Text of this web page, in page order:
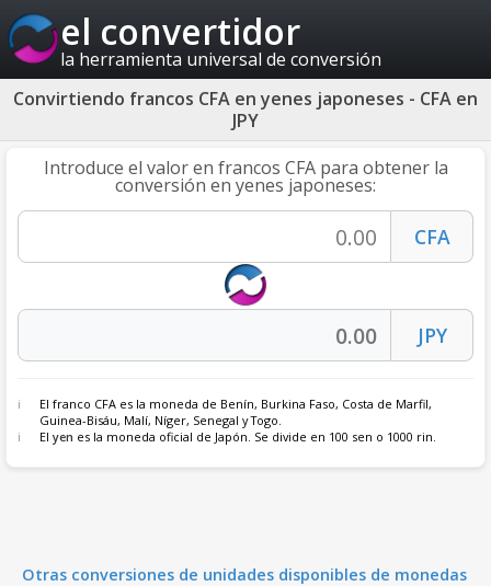
el convertidor
la herramienta universal de conversión
Convirtiendo francos CFA en yenes japoneses - CFA en
JPY
Introduce el valor en francos CFA para obtener la
conversión en yenes japoneses:
El franco CFA es la moneda de Benín, Burkina Faso, Costa de Marfil,
Guinea-Bisáu, Malí, Níger, Senegal y Togo.
El yen es la moneda oficial de Japón. Se divide en 100 sen o 1000 rin.
Otras conversiones de unidades disponibles de monedas